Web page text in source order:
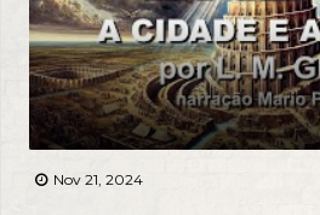
Nov 21, 2024